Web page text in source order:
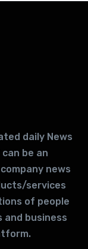
daily News
be an
news
services
of people
business